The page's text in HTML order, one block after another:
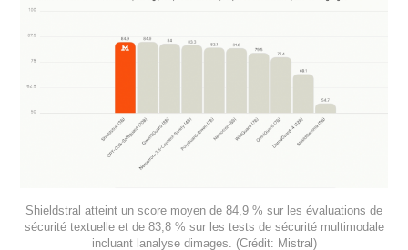
Shieldstral atteint un score moyen de 84,9 % sur les évaluations de
sécurité textuelle et de 83,8 % sur les tests de sécurité multimodale
incluant lanalyse dimages. (Crédit: Mistral)